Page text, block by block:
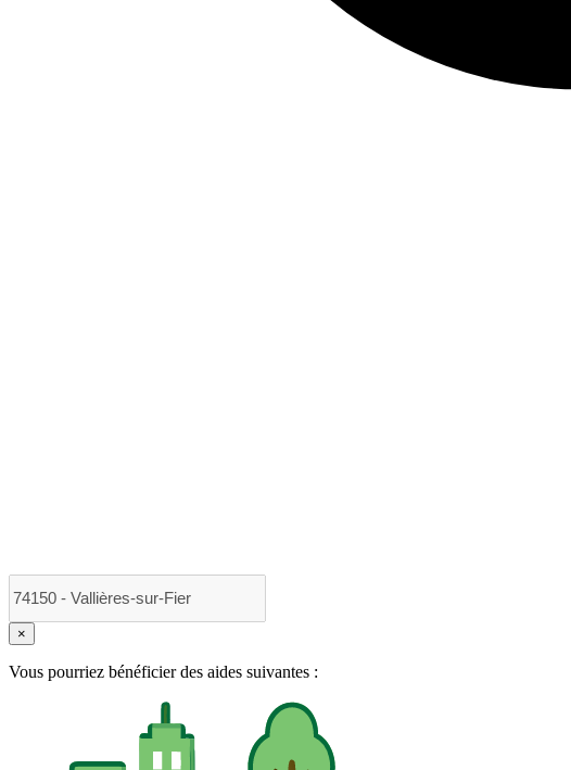
×
Vous pourriez bénéficier des aides suivantes :